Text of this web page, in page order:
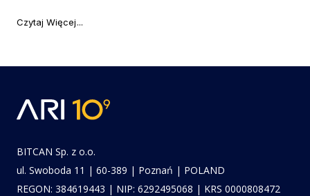
Czytaj Więcej
BITCAN Sp. z o.o.
ul. Swoboda 11 | 60-389 | Poznań | POLAND
REGON: 384619443 | NIP: 6292495068 | KRS 0000808472